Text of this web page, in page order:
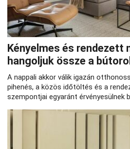
Kényelmes és rendezett
hangoljuk össze a
A nappali akkor válik igazán
pihenés, a közös időtöltés és a
szempontjai egyaránt érvényesülnek